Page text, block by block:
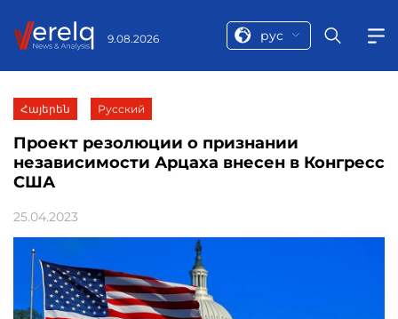
9.08.2026 рус
Հայերեն Русский
Проект резолюции о признании
независимости Арцаха внесен в Конгресс
США
25.04.2023